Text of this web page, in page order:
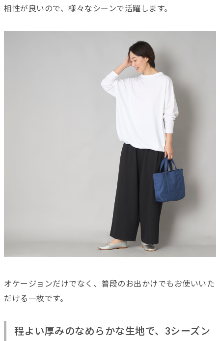
相性が良いので、様々なシーンで活躍します。
オケージョンだけでなく、普段のお出かけでもお使いいた
だける一枚です。
程よい厚みのなめらかな生地で、3シーズン